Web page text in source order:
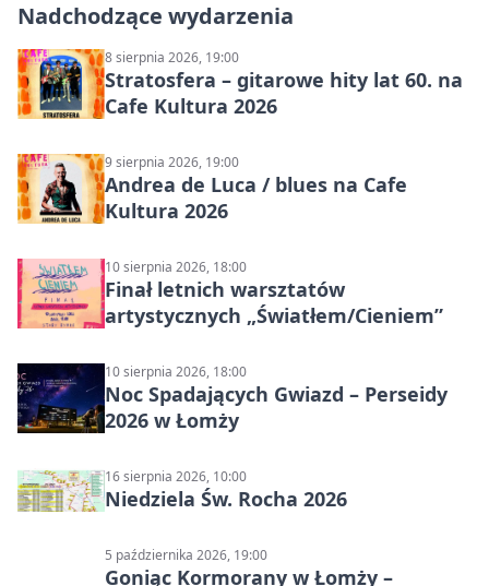
Nadchodzące wydarzenia
8 sierpnia 2026, 19:00
Stratosfera – gitarowe hity lat 60. na
Cafe Kultura 2026
9 sierpnia 2026, 19:00
Andrea de Luca / blues na Cafe
Kultura 2026
10 sierpnia 2026, 18:00
Finał letnich warsztatów
artystycznych „Światłem/Cieniem”
10 sierpnia 2026, 18:00
Noc Spadających Gwiazd – Perseidy
2026 w Łomży
16 sierpnia 2026, 10:00
Niedziela Św. Rocha 2026
5 października 2026, 19:00
Goniąc Kormorany w Łomży –